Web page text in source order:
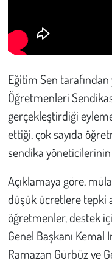
Eğitim Sen tarafından
Öğretmenleri
gerçekleştirdiği
ettiği, çok sayıda
sendika
Açıklamaya göre,
düşük ücretlere tepki
öğretmenler, destek
Genel Başkanı
Ramazan Gürbüz ve